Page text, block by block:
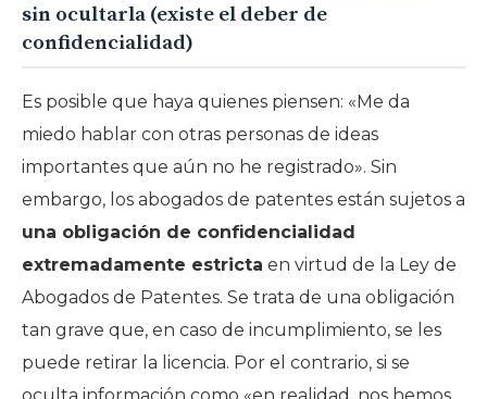
sin ocultarla (existe el deber de
confidencialidad)
Es posible que haya quienes piensen: «Me da
miedo hablar con otras personas de ideas
importantes que aún no he registrado». Sin
embargo, los abogados de patentes están sujetos a
una obligación de confidencialidad
extremadamente estricta en virtud de la Ley de
Abogados de Patentes. Se trata de una obligación
tan grave que, en caso de incumplimiento, se les
puede retirar la licencia. Por el contrario, si se